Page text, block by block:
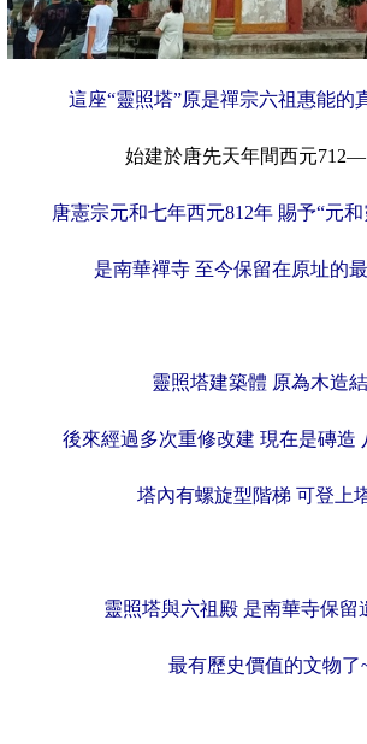
這座“靈照塔”原是禪宗六祖惠能的
始建於唐先天年間西元
唐憲宗元和七年西元812年 賜予“元
是南華禪寺 至今保留在原址的
靈照塔建築體 原為木造
後來經過多次重修改建 現在是磚造
塔內有螺旋型階梯 可登上
靈照塔與六祖殿 是南華寺保留
最有歷史價值的文物了